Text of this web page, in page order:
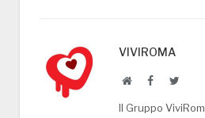
VIVIROMA
WebsiteFacebookTwitter
Il Gruppo